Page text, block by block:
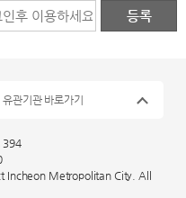
394
Incheon Metropolitan City. All
유관기관 바로가기